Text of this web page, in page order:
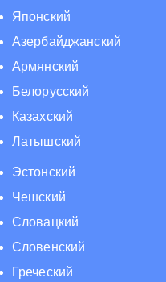
Японский
Азербайджанский
Армянский
Белорусский
Казахский
Латышский
Эстонский
Чешский
Словацкий
Словенский
Греческий